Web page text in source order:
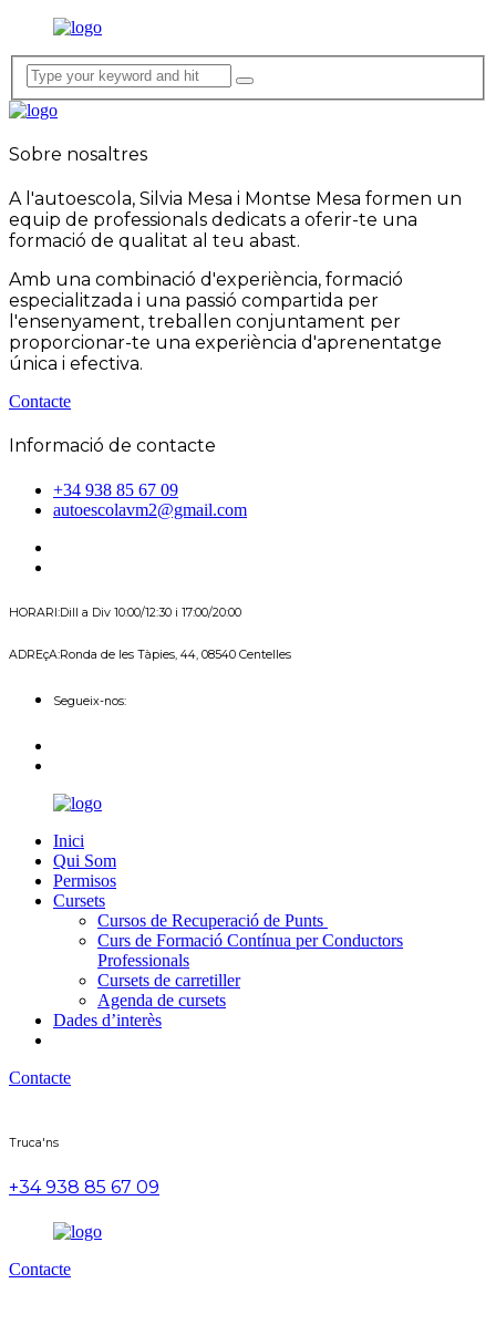
Sobre nosaltres
A l'autoescola, Silvia Mesa i Montse Mesa formen un
equip de professionals dedicats a oferir-te una
formació de qualitat al teu abast.
Amb una combinació d'experiència, formació
especialitzada i una passió compartida per
l'ensenyament, treballen conjuntament per
proporcionar-te una experiència d'aprenentatge
única i efectiva.
Contacte
Informació de contacte
+34 938 85 67 09
autoescolavm2@gmail.com
HORARI:Dill a Div 10:00/12:30 i 17:00/20:00
ADREçA:Ronda de les Tàpies, 44, 08540 Centelles
Segueix-nos:
Inici
Qui Som
Permisos
Cursets
Cursos de Recuperació de Punts
Curs de Formació Contínua per Conductors
Professionals
Cursets de carretiller
Agenda de cursets
Dades d’interès
Contacte
Truca'ns
+34 938 85 67 09
Contacte